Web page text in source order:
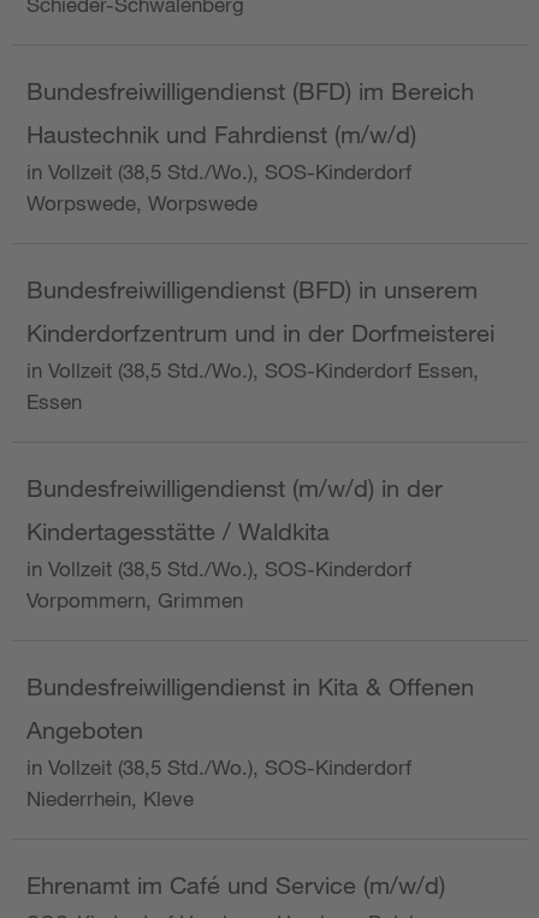
Bundesfreiwilligendienst (BFD) im Bereich
Haustechnik und Fahrdienst (m/w/d)
in Vollzeit (38,5 Std./Wo.), SOS-Kinderdorf
Worpswede, Worpswede
Bundesfreiwilligendienst (BFD) in unserem
Kinderdorfzentrum und in der Dorfmeisterei
in Vollzeit (38,5 Std./Wo.), SOS-Kinderdorf Essen,
Essen
Bundesfreiwilligendienst (m/w/d) in der
Kindertagesstätte / Waldkita
in Vollzeit (38,5 Std./Wo.), SOS-Kinderdorf
Vorpommern, Grimmen
Bundesfreiwilligendienst in Kita & Offenen
Angeboten
in Vollzeit (38,5 Std./Wo.), SOS-Kinderdorf
Niederrhein, Kleve
Ehrenamt im Café und Service (m/w/d)